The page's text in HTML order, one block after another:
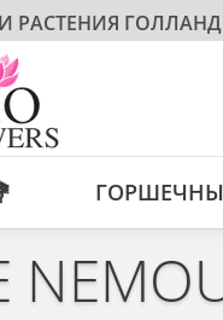
РАСТЕНИЯ